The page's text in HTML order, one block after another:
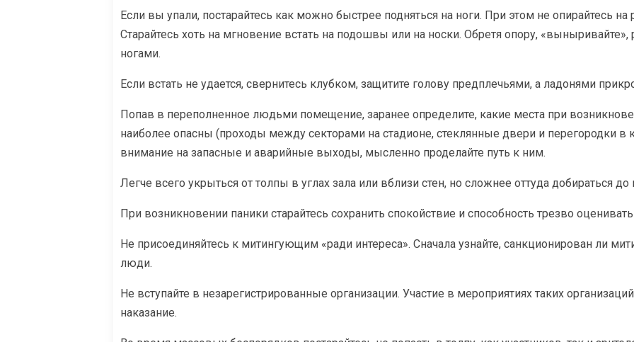
Если вы упали, постарайтесь как можно быстрее подняться на ноги. При этом не опирайтесь на
Старайтесь хоть на мгновение встать на подошвы или на носки. Обретя опору,
ногами.
Если встать не удается, свернитесь клубком, защитите голову предплечьями, а ладонями
Попав в переполненное людьми помещение, заранее определите, какие места при
наиболее опасны (проходы между секторами на стадионе, стеклянные двери и перегородки в
внимание на запасные и аварийные выходы, мысленно проделайте путь к ним.
Легче всего укрыться от толпы в углах зала или вблизи стен, но сложнее оттуда добираться до
При возникновении паники старайтесь сохранить спокойствие и способность трезво
Не присоединяйтесь к митингующим «ради интереса». Сначала узнайте, санкционирован ли
люди.
Не вступайте в незарегистрированные организации. Участие в мероприятиях таких
наказание.